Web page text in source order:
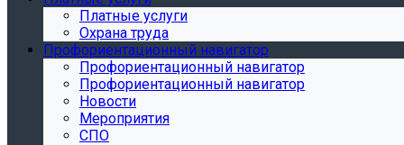
Платные услуги
Охрана труда
Профориентационный навигатор
Профориентационный навигатор
Профориентационный навигатор
Новости
Мероприятия
СПО